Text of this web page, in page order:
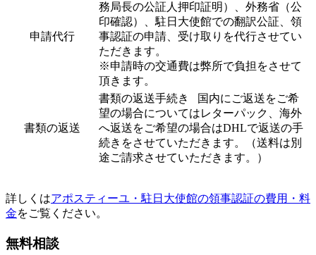
申請代行
務局長の公証人押印証明）、外務省（公
印確認）、駐日大使館での翻訳公証、領
事認証の申請、受け取りを代行させてい
ただきます。
※申請時の交通費は弊所で負担をさせて
頂きます。
書類の返送
書類の返送手続き 国内にご返送をご希
望の場合についてはレターパック、海外
へ返送をご希望の場合はDHLで返送の手
続きをさせていただきます。（送料は別
途ご請求させていただきます。）
詳しくはアポスティーユ・駐日大使館の領事認証の費用・料
金をご覧ください。
無料相談